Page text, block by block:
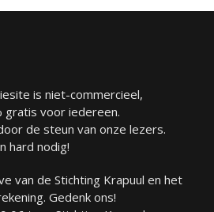
is niet-commercieel,
gratis voor iedereen.
de steun van onze lezers.
hard nodig!
van de Stichting Krapuul en het
Gedenk ons!